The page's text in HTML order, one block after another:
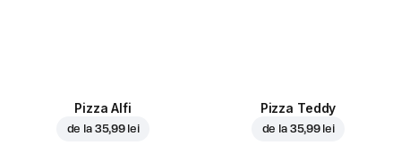
Pizza Alfi
de la 35,99 lei
Pizza Teddy
de la 35,99 lei